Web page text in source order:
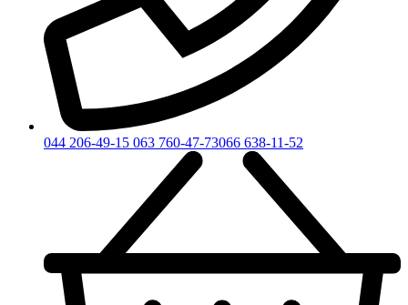
044 206-49-15 063 760-47-73066 638-11-52